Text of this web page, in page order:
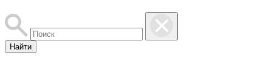
Найти